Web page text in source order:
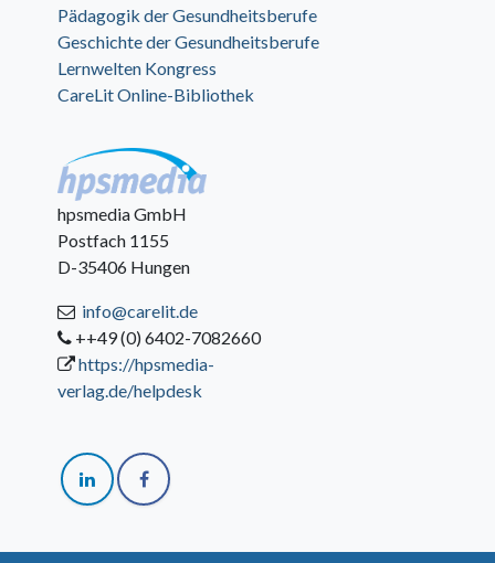
Pädagogik der Gesundheitsberufe
Geschichte der Gesundheitsberufe
Lernwelten Kongress
CareLit Online-Bibliothek
hpsmedia GmbH
Postfach 1155
D-35406 Hungen
info@carelit.de
++49 (0) 6402-7082660
https://hpsmedia-
verlag.de/helpdesk